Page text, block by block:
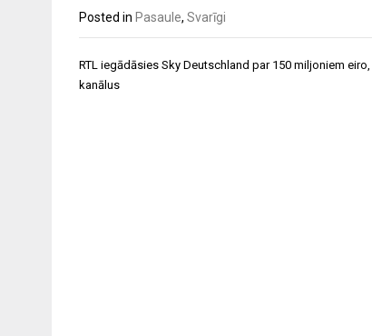
Posted in Pasaule, Svarīgi
Ziņu
izvēlne
RTL iegādāsies Sky Deutschland par 150 miljoniem
kanālus